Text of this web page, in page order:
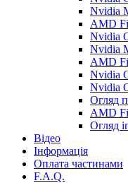
Nvidia
AMD
Nvidia
Nvidia
AMD
Nvidia
Nvidia
Огляд
AMD
Огляд
Відео
Інформація
Оплата частинами
F.A.Q.